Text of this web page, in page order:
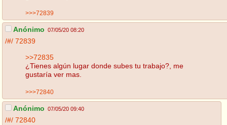
>>>72839
Anónimo 07/05/20 08:20
/#/ 72839
>>72835
¿Tienes algún lugar donde subes tu trabajo?, me
gustaría ver mas.
>>>72840
Anónimo 07/05/20 09:40
/#/ 72840